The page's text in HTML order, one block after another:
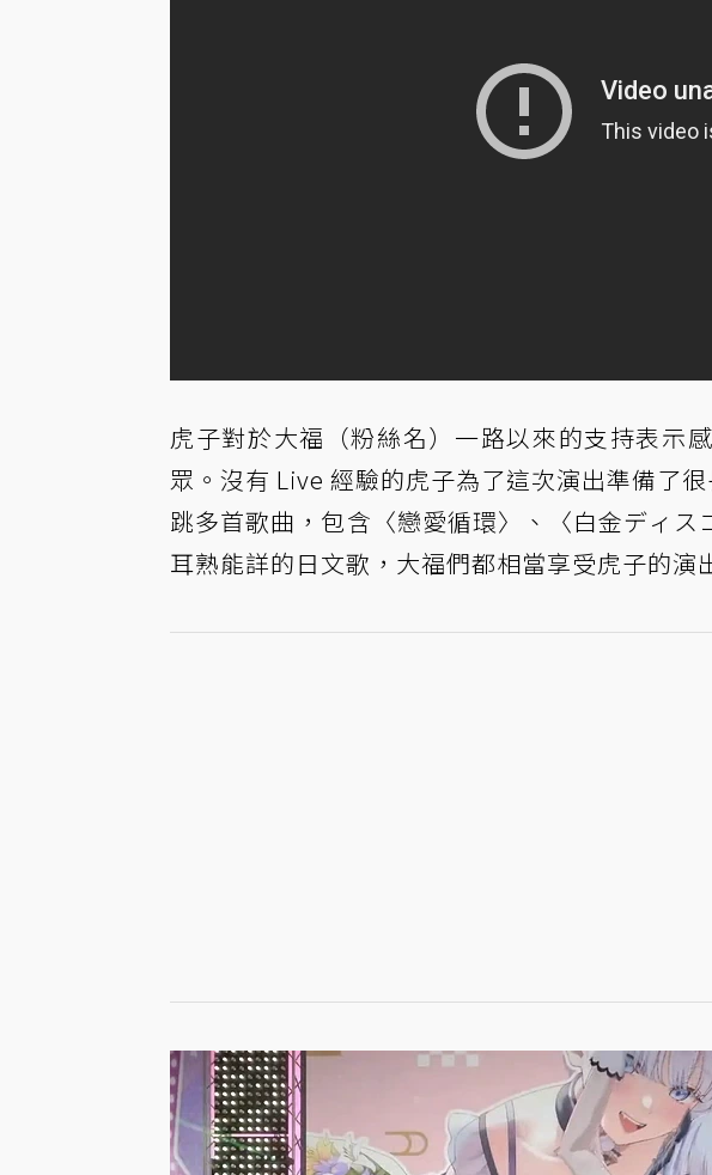
虎子對於大福（粉絲名）一路以來的支持表示
眾。沒有 Live 經驗的虎子為了這次演出準備了
跳多首歌曲，包含〈戀愛循環〉、〈白金ディ
耳熟能詳的日文歌，大福們都相當享受虎子的演